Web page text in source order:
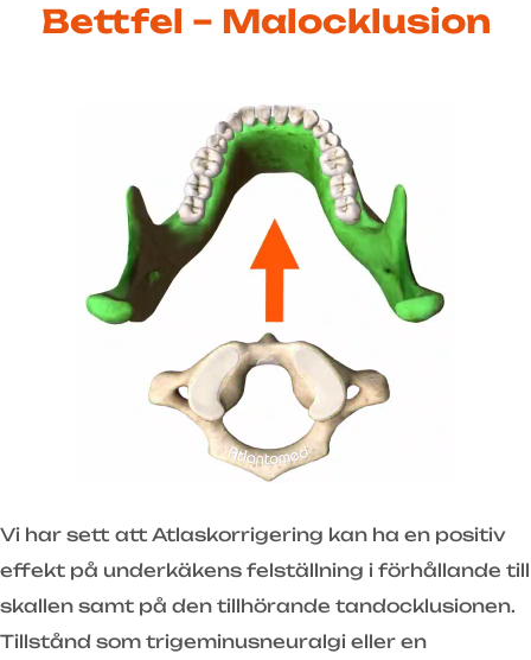
Bettfel – Malocklusion
Vi har sett att Atlaskorrigering kan ha en positiv
effekt på underkäkens felställning i förhållande till
skallen samt på den tillhörande tandocklusionen.
Tillstånd som trigeminusneuralgi eller en